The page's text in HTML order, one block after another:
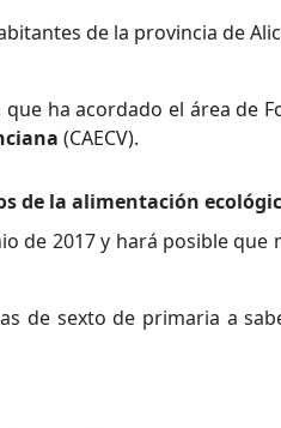
de la provincia de
ha acordado el área de
(CAECV).
de la alimentación
de 2017 y hará posible que
de sexto de primaria a